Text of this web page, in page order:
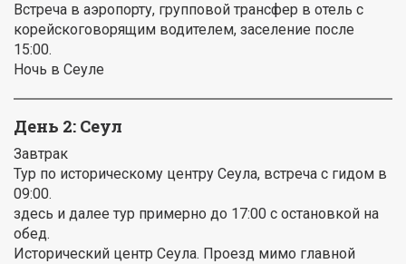
Встреча в аэропорту, групповой трансфер в отель с
корейскоговорящим водителем, заселение после
15:00.
Ночь в Сеуле
День 2: Сеул
Завтрак
Тур по историческому центру Сеула, встреча с гидом в
09:00.
здесь и далее тур примерно до 17:00 с остановкой на
обед.
Исторический центр Сеула. Проезд мимо главной